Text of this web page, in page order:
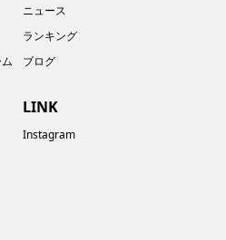
ニュース
ランキング
ブログ
LINK
Instagram